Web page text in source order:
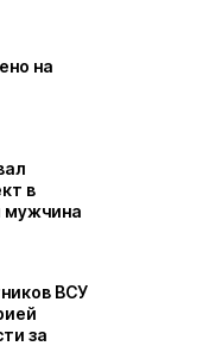
на
в
мужчина
ВСУ
за